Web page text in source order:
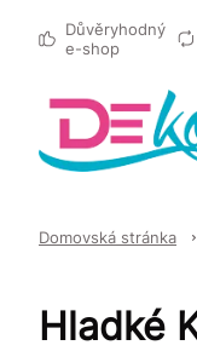
Důvěryhodný
e-shop
Domovská stránka
Hladké